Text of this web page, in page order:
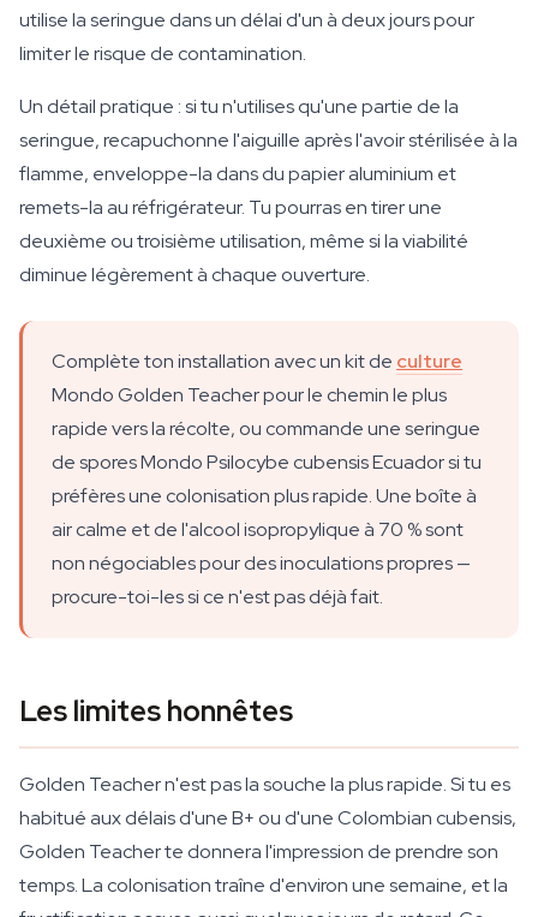
utilise la seringue dans un délai d'un à deux jours pour
limiter le risque de contamination.
Un détail pratique : si tu n'utilises qu'une partie de la
seringue, recapuchonne l'aiguille après l'avoir stérilisée à la
flamme, enveloppe-la dans du papier aluminium et
remets-la au réfrigérateur. Tu pourras en tirer une
deuxième ou troisième utilisation, même si la viabilité
diminue légèrement à chaque ouverture.
Complète ton installation avec un kit de culture
Mondo Golden Teacher pour le chemin le plus
rapide vers la récolte, ou commande une seringue
de spores Mondo Psilocybe cubensis Ecuador si tu
préfères une colonisation plus rapide. Une boîte à
air calme et de l'alcool isopropylique à 70 % sont
non négociables pour des inoculations propres —
procure-toi-les si ce n'est pas déjà fait.
Les limites honnêtes
Golden Teacher n'est pas la souche la plus rapide. Si tu es
habitué aux délais d'une B+ ou d'une Colombian cubensis,
Golden Teacher te donnera l'impression de prendre son
temps. La colonisation traîne d'environ une semaine, et la